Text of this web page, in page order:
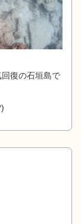
復の石垣島で